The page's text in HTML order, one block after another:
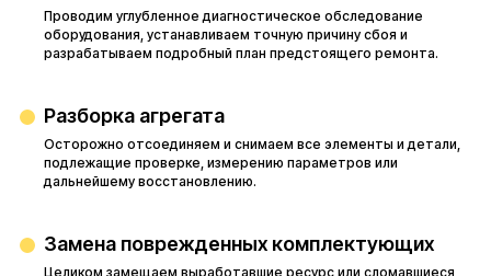
Проводим углубленное диагностическое обследование
оборудования, устанавливаем точную причину сбоя и
разрабатываем подробный план предстоящего ремонта.
Разборка агрегата
Осторожно отсоединяем и снимаем все элементы и детали,
подлежащие проверке, измерению параметров или
дальнейшему восстановлению.
Замена поврежденных комплектующих
Целиком замещаем выработавшие ресурс или сломавшиеся